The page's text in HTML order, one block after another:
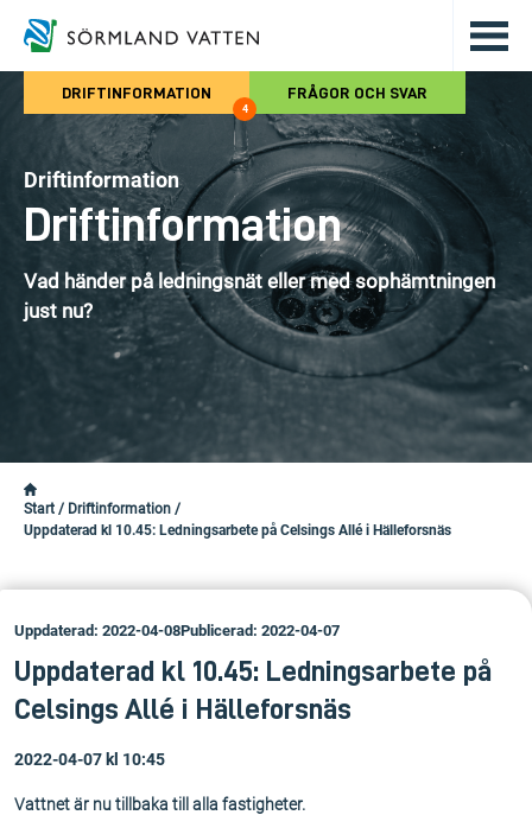
Hoppa till det huvudsakliga
DRIFTINFORMATION
4
FRÅGOR OCH SVAR
Driftinformation
Driftinformation
Vad händer på ledningsnät eller med sophämtningen
just nu?
Start / Driftinformation /
Uppdaterad kl 10.45: Ledningsarbete på Celsings Allé i Hälleforsnäs
Uppdaterad: 2022-04-08Publicerad: 2022-04-07
Uppdaterad kl 10.45: Ledningsarbete på
Celsings Allé i Hälleforsnäs
2022-04-07 kl 10:45
Vattnet är nu tillbaka till alla fastigheter.